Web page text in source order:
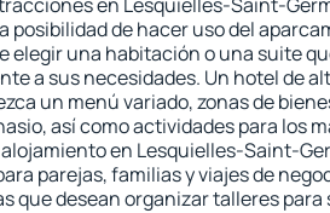
posibilidad de hacer uso del
elegir una habitación o una suite
a sus necesidades. Un hotel de
un menú variado, zonas de
así como actividades para los
en Lesquielles-Saint-
parejas, familias y viajes de
que desean organizar talleres para